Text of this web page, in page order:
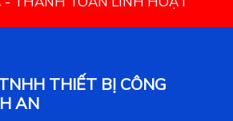
THIẾT BỊ CÔNG
AN